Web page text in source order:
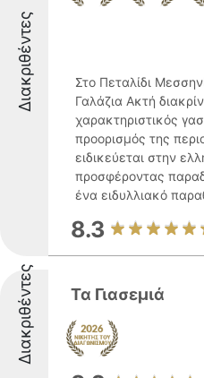
Διακριθέντες
Στο Πεταλίδι
Γαλάζια Ακτή
χαρακτηριστικός
προορισμός της
ειδικεύεται στην
προσφέροντας
ένα ειδυλλιακό
8.3
Διακριθέντες Τα Γιασεμιά